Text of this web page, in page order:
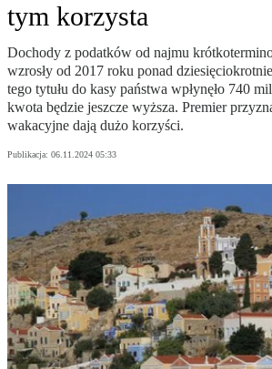
tym korzysta
Dochody z podatków od najmu
wzrosły od 2017 roku ponad
tego tytułu do kasy państwa wpłynęło 740
kwota będzie jeszcze wyższa. Premier
wakacyjne dają dużo korzyści.
Publikacja: 06.11.2024 05:33